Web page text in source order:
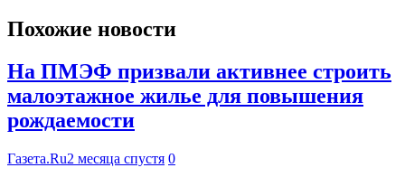
Похожие новости
На ПМЭФ призвали активнее строить
малоэтажное жилье для повышения
рождаемости
Газета.Ru2 месяца спустя 0